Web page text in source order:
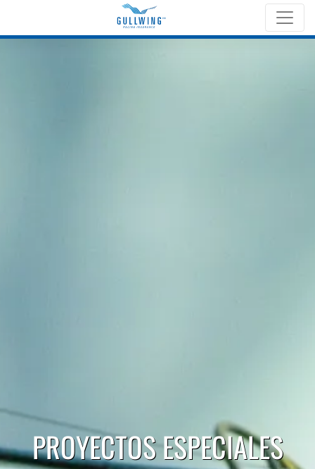
PROYECTOS ESPECIALES